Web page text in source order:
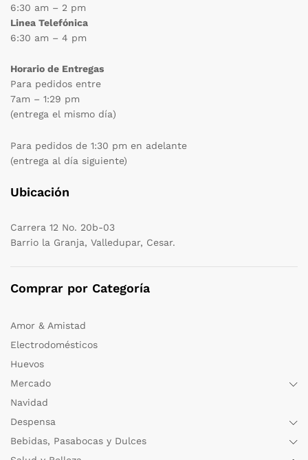
6:30 am – 2 pm
Linea Telefónica
6:30 am – 4 pm
Horario de Entregas
Para pedidos entre
7am – 1:29 pm
(entrega el mismo día)
Para pedidos de 1:30 pm en adelante
(entrega al día siguiente)
Ubicación
Carrera 12 No. 20b-03
Barrio la Granja, Valledupar, Cesar.
Comprar por Categoría
Amor & Amistad
Electrodomésticos
Huevos
Mercado
Navidad
Despensa
Bebidas, Pasabocas y Dulces